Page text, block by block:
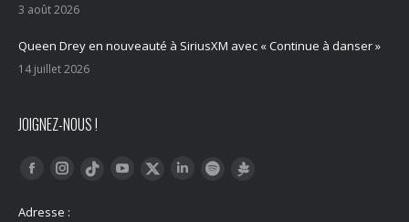
3 août 2026
Queen Drey en nouveauté à SiriusXM avec « Continue à danser »
14 juillet 2026
JOIGNEZ-NOUS !
Trouvez nous sur :
FacebookInstagram
Tiktok YouTubeTwitter LinkedInSpotify
Adresse :